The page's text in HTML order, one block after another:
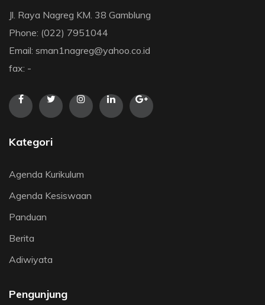
Jl. Raya Nagreg KM. 38 Gamblung
Phone: (022) 7951044
Email: sman1nagreg@yahoo.co.id
fax: -
Kategori
Agenda Kurikulum
Agenda Kesiswaan
Panduan
Berita
Adiwiyata
Pengunjung